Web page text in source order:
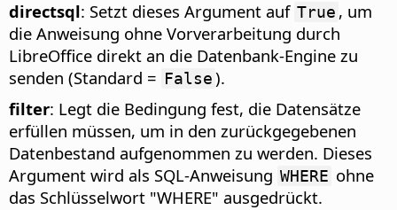
directsql: Setzt dieses Argument auf True , um
die Anweisung ohne Vorverarbeitung durch
LibreOffice direkt an die Datenbank-Engine zu
senden (Standard = False).
filter: Legt die Bedingung fest, die Datensätze
erfüllen müssen, um in den zurückgegebenen
Datenbestand aufgenommen zu werden. Dieses
Argument wird als SQL-Anweisung WHERE ohne
das Schlüsselwort "WHERE" ausgedrückt.